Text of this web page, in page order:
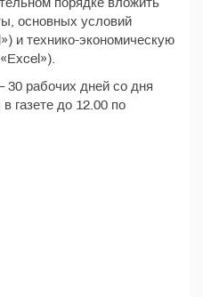
основных условий
и технико-экономическую
30 рабочих дней со дня
газете до 12.00 по